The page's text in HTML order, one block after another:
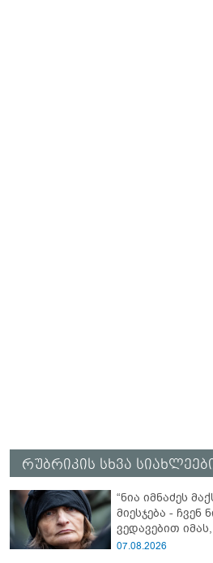
რუბრიკის სხვა
“ნია იმნაძეს
მიესჯება - ჩვენ
ვედავებით
მოკალი“, ეს
07.08.2026